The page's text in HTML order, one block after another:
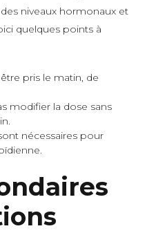
niveaux hormonaux et
quelques points à
pris le matin, de
modifier la dose sans
nécessaires pour